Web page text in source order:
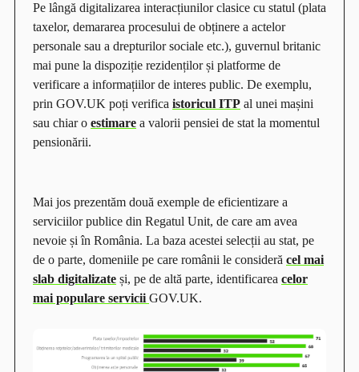
Pe lângă digitalizarea interacțiunilor clasice cu statul (plata
taxelor, demararea procesului de obținere a actelor
personale sau a drepturilor sociale etc.), guvernul britanic
mai pune la dispoziție rezidenților și platforme de
verificare a informațiilor de interes public. De exemplu,
prin GOV.UK poți verifica istoricul ITP al unei mașini
sau chiar o estimare a valorii pensiei de stat la momentul
pensionării.
Mai jos prezentăm două exemple de eficientizare a
serviciilor publice din Regatul Unit, de care am avea
nevoie și în România. La baza acestei selecții au stat, pe
de o parte, domeniile pe care românii le consideră cel mai
slab digitalizate și, pe de altă parte, identificarea celor
mai populare servicii GOV.UK.